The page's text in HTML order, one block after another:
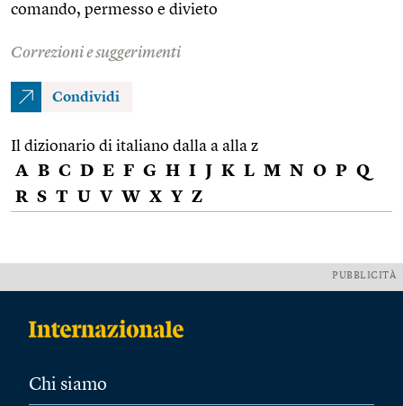
comando, permesso e divieto
Correzioni e suggerimenti
Condividi
Il dizionario di italiano dalla a alla z
A B C D E F G H I J K L M N O P Q
R S T U V W X Y Z
PUBBLICITÀ
Chi siamo